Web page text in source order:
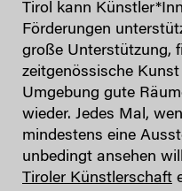
Tirol kann
Förderungen
große Unterstützung,
zeitgenössische
Umgebung gute
wieder. Jedes Mal,
mindestens eine
unbedingt ansehen
Tiroler Künstlerschaft